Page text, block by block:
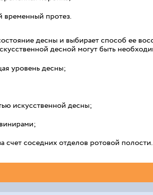
временный протез.
десны и выбирает способ ее
десной могут быть
уровень десны;
искусственной десны;
счет соседних отделов ротовой полости.